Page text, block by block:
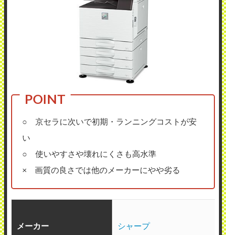
○ 京セラに次いで初期・ランニングコストが安
い
○ 使いやすさや壊れにくさも高水準
× 画質の良さでは他のメーカーにやや劣る
メーカー シャープ